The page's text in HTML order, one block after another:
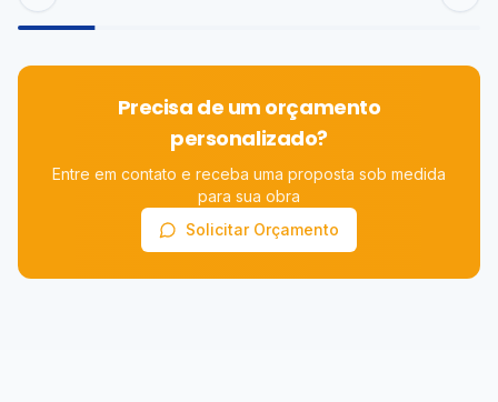
Precisa de um orçamento
personalizado?
Entre em contato e receba uma proposta sob medida
para sua obra
Solicitar Orçamento